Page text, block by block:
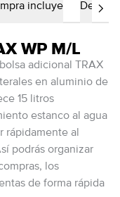
incluye Detalles
WP M/L
adicional TRAX
en aluminio de
15 litros
estanco al agua
rápidamente al
podrás organizar
los
de forma rápida